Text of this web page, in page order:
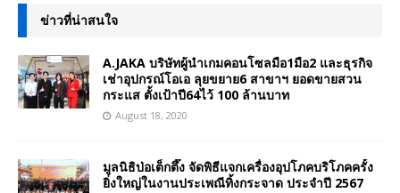
ข่าวที่น่าสนใจ
A.JAKA บริษัทผู้นำเกมคอนโซลมือ1มือ2 และธุรกิจ
เช่าอุปกรณ์โอเอ ลุยขยาย6 สาขาฯ ยอดขายสวน
กระแส ตั้งเป้าปี64ไว้ 100 ล้านบาท
August 18, 2020
มูลนิธิป่อเต็กตึ๊ง จัดพิธีแจกเครื่องอุปโภคบริโภคครั้ง
ยิ่งใหญ่ในงานประเพณีทิ้งกระจาด ประจำปี 2567